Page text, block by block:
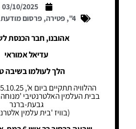
03/10/2025
4"
,פטירה,פרסום
אהובנו, חבר הכנסת
עדיאל אמוראי
הלך לעולמו בשיבה
ההלוויה תתקיים ביום א', 5.10.25, בשעה 16:00,
בבית העלמין האלטרנטיבי
גבעת-ברנר
(בוויז 'בית עלמין